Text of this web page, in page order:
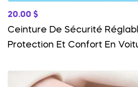
20.00 $
Ceinture De Sécurité
Protection Et Confort En